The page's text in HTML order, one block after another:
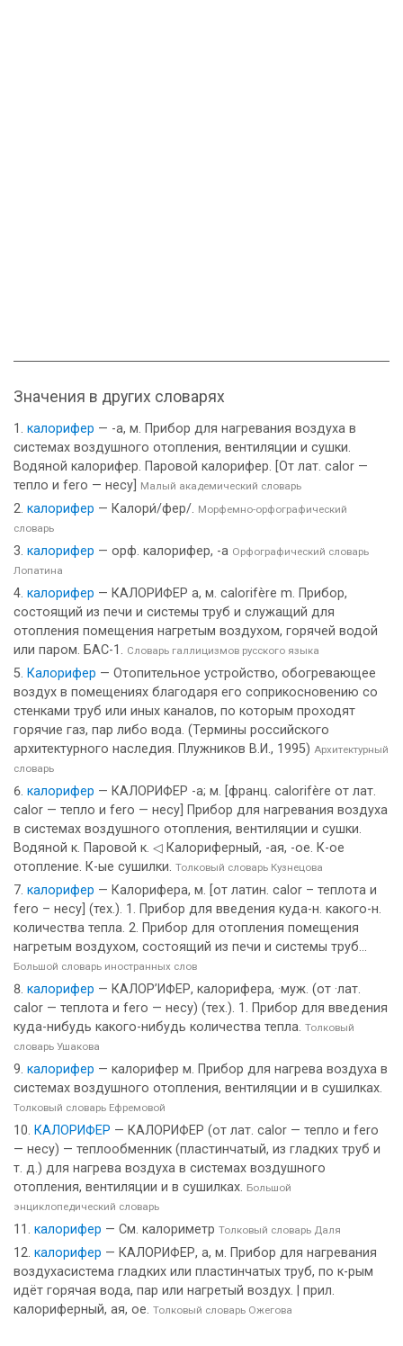
Значения в других словарях
калорифер — -а, м. Прибор для нагревания воздуха в
системах воздушного отопления, вентиляции и сушки.
Водяной калорифер. Паровой калорифер. [От лат. calor —
тепло и fero — несу]
Малый академический словарь
калорифер — Калори́/фер/. Морфемно-орфографический
словарь
калорифер — орф. калорифер, -а Орфографический словарь
Лопатина
калорифер — КАЛОРИФЕР а, м. calorifère m. Прибор,
состоящий из печи и системы труб и служащий для
отопления помещения нагретым воздухом, горячей водой
или паром. БАС-1. Словарь галлицизмов русского языка
Калорифер — Отопительное устройство, обогревающее
воздух в помещениях благодаря его соприкосновению со
стенками труб или иных каналов, по которым проходят
горячие газ, пар либо вода. (Термины российского
архитектурного наследия. Плужников В.И., 1995) Архитектурный
словарь
калорифер — КАЛОРИФЕР -а; м. [франц. calorifère от лат.
calor — тепло и fero — несу] Прибор для нагревания воздуха
в системах воздушного отопления, вентиляции и сушки.
Водяной к. Паровой к. ◁ Калориферный, -ая, -ое. К-ое
отопление. К-ые сушилки. Толковый словарь Кузнецова
калорифер — Калорифера, м. [от латин. calor – теплота и
fero – несу] (тех.). 1. Прибор для введения куда-н. какого-н.
количества тепла. 2. Прибор для отопления помещения
нагретым воздухом, состоящий из печи и системы труб...
Большой словарь иностранных слов
калорифер — КАЛОР’ИФЕР, калорифера, ·муж. (от ·лат.
calor — теплота и fero — несу) (тех.). 1. Прибор для введения
куда-нибудь какого-нибудь количества тепла. Толковый
словарь Ушакова
калорифер — калорифер м. Прибор для нагрева воздуха в
системах воздушного отопления, вентиляции и в сушилках.
Толковый словарь Ефремовой
КАЛОРИФЕР — КАЛОРИФЕР (от лат. calor — тепло и fero
— несу) — теплообменник (пластинчатый, из гладких труб и
т. д.) для нагрева воздуха в системах воздушного
отопления, вентиляции и в сушилках. Большой
энциклопедический словарь
калорифер — См. калориметр Толковый словарь Даля
калорифер — КАЛОРИФЕР, а, м. Прибор для нагревания
воздухасистема гладких или пластинчатых труб, по к-рым
идёт горячая вода, пар или нагретый воздух. | прил.
калориферный, ая, ое. Толковый словарь Ожегова